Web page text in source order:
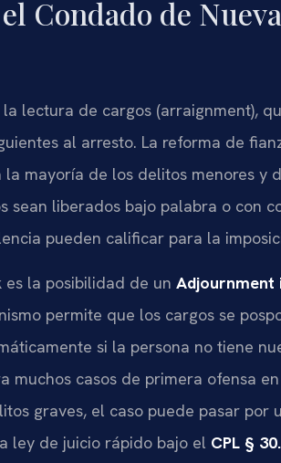
Condado de
lectura de cargos (arraignment),
al arresto. La reforma de
mayoría de los delitos menores y
liberados bajo palabra o con
pueden calificar para la
la posibilidad de un Adjournment
permite que los cargos se
si la persona no tiene
muchos casos de primera ofensa
graves, el caso puede pasar por
ley de juicio rápido bajo el CPL §